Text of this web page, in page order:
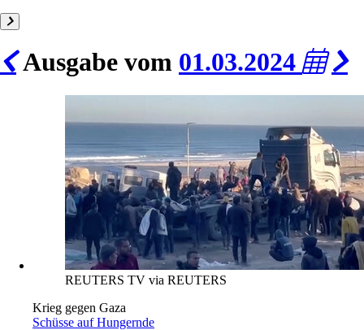
Ausgabe vom 01.03.2024
REUTERS TV via REUTERS
Krieg gegen Gaza
Schüsse auf Hungernde